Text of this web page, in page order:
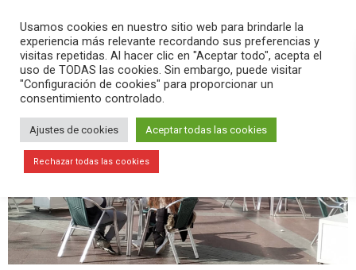
search menu pause PLAY
Usamos cookies en nuestro sitio web para brindarle la
experiencia más relevante recordando sus preferencias y
visitas repetidas. Al hacer clic en "Aceptar todo", acepta el
uso de TODAS las cookies. Sin embargo, puede visitar
"Configuración de cookies" para proporcionar un
consentimiento controlado.
Ajustes de cookies Aceptar todas las cookies
Rechazar todas las cookies